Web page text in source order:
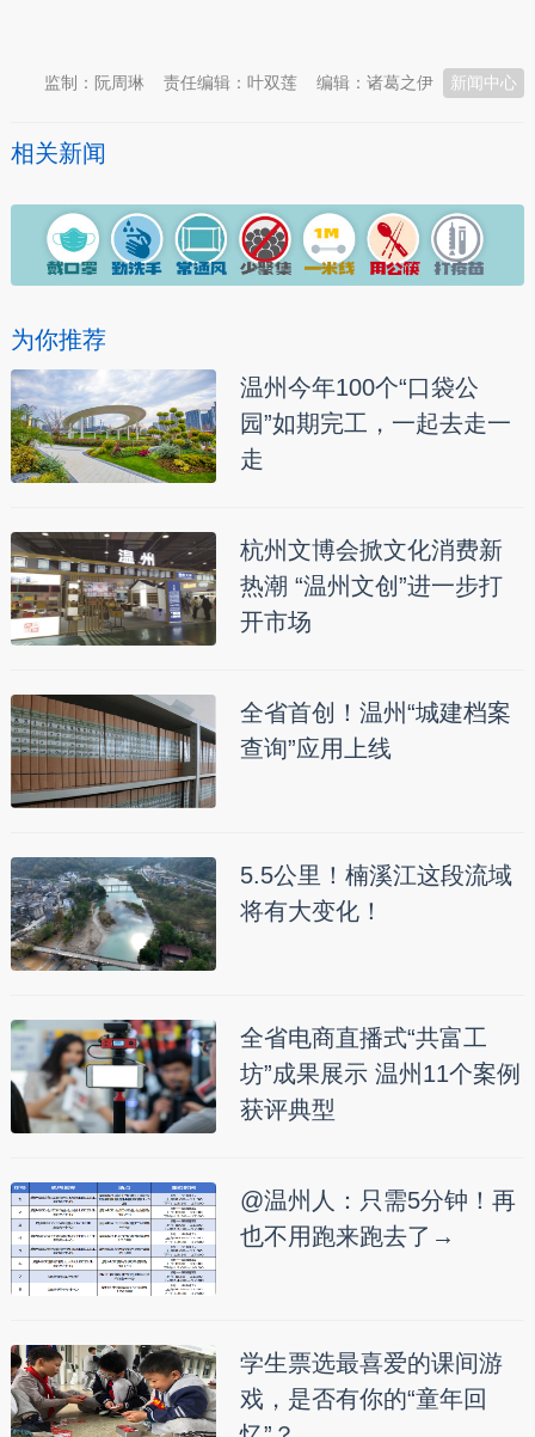
新闻中心
编辑：诸葛之伊
责任编辑：叶双莲
监制：阮周琳
相关新闻
为你推荐
温州今年100个“口袋公
园”如期完工，一起去走一
走
杭州文博会掀文化消费新
热潮 “温州文创”进一步打
开市场
全省首创！温州“城建档案
查询”应用上线
5.5公里！楠溪江这段流域
将有大变化！
全省电商直播式“共富工
坊”成果展示 温州11个案例
获评典型
@温州人：只需5分钟！再
也不用跑来跑去了→
学生票选最喜爱的课间游
戏，是否有你的“童年回